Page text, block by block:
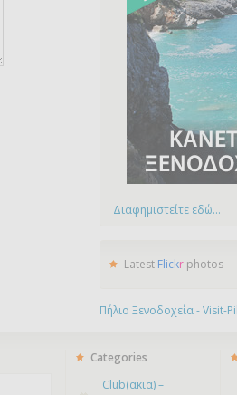
Διαφημιστείτε εδώ...
Latest Flickr photos
Πήλιο Ξενοδοχεία - Visit-
Categories
Club(ακια) –